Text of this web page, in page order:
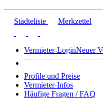
Städteliste Merkzettel
Vermieter-LoginNeuer
Profile und Preise
Vermieter-Infos
Häufige Fragen / FAQ